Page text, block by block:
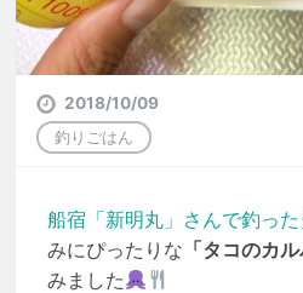
2018/10/09
釣りごはん
船宿「新明丸」さんで釣っ
みにぴったりな 「タコのカ
みました